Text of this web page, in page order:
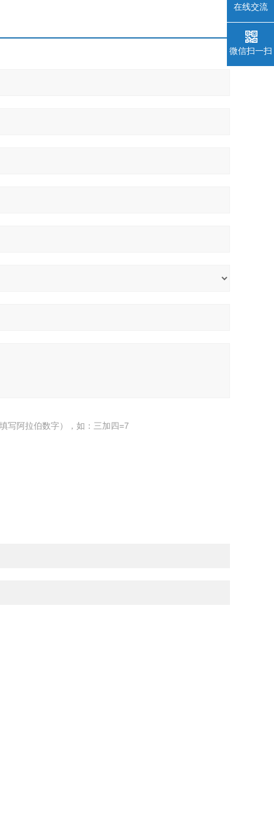
写阿拉伯数字），如：三加四=7
在线交流
微信扫一扫